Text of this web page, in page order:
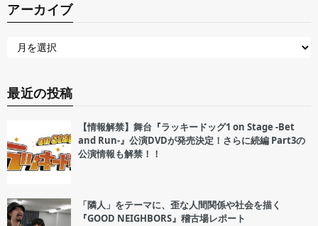
アーカイブ
最近の投稿
【情報解禁】舞台『ラッキードッグ1 on Stage -Bet
and Run-』公演DVDが発売決定！さらに続編 Part3の
公演情報も解禁！！
「隣人」をテーマに、歪な人間関係や社会を描く
『GOOD NEIGHBORS』稽古場レポート